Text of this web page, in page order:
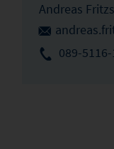
Andreas
089-